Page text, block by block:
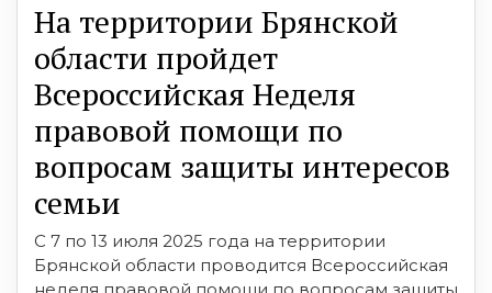
На территории Брянской
области пройдет
Всероссийская Неделя
правовой помощи по
вопросам защиты интересов
семьи
С 7 по 13 июля 2025 года на территории
Брянской области проводится Всероссийская